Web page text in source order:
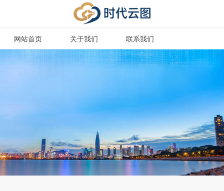
网站首页 关于我们 联系我们